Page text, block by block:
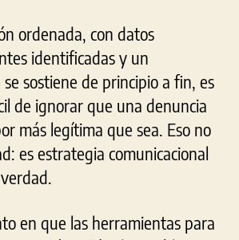
ordenada, con datos
identificadas y un
sostiene de principio a fin, es
de ignorar que una denuncia
más legítima que sea. Eso no
es estrategia comunicacional
en que las herramientas para